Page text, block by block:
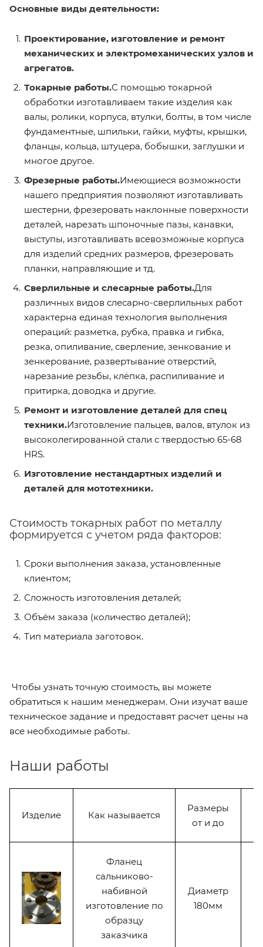
Основные виды деятельности:
Проектирование, изготовление и ремонт
механических и электромеханических узлов и
агрегатов.
Токарные работы.С помощью токарной
обработки изготавливаем такие изделия как
валы, ролики, корпуса, втулки, болты, в том числе
фундаментные, шпильки, гайки, муфты, крышки,
фланцы, кольца, штуцера, бобышки, заглушки и
многое другое.
Фрезерные работы.Имеющиеся возможности
нашего предприятия позволяют изготавливать
шестерни, фрезеровать наклонные поверхности
деталей, нарезать шпоночные пазы, канавки,
выступы, изготавливать всевозможные корпуса
для изделий средних размеров, фрезеровать
планки, направляющие и тд.
Сверлильные и слесарные работы.Для
различных видов слесарно-сверлильных работ
характерна единая технология выполнения
операций: разметка, рубка, правка и гибка,
резка, опиливание, сверление, зенкование и
зенкерование, развертывание отверстий,
нарезание резьбы, клёпка, распиливание и
притирка, доводка и другие.
Ремонт и изготовление деталей для спец
техники.Изготовление пальцев, валов, втулок из
высоколегированной стали с твердостью 65-68
HRS.
Изготовление нестандартных изделий и
деталей для мототехники.
Стоимость токарных работ по металлу
формируется с учетом ряда факторов:
Сроки выполнения заказа, установленные
клиентом;
Сложность изготовления деталей;
Объём заказа (количество деталей);
Тип материала заготовок.
Чтобы узнать точную стоимость, вы можете
обратиться к нашим менеджерам. Они изучат ваше
техническое задание и предоставят расчет цены на
все необходимые работы.
Наши работы
Изделие Как называется
Размеры
от и до
Фланец
сальниково-
набивной
изготовление по
образцу
заказчика
Диаметр
180мм